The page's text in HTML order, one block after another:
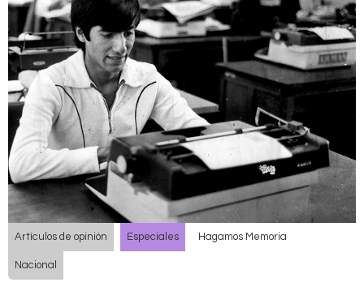
Artículos de opinión Especiales Hagamos Memoria
Nacional